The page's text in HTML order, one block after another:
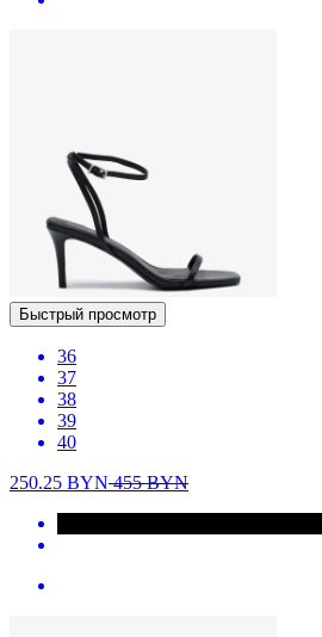
Быстрый просмотр
36
37
38
39
40
250.25 BYN455BYN